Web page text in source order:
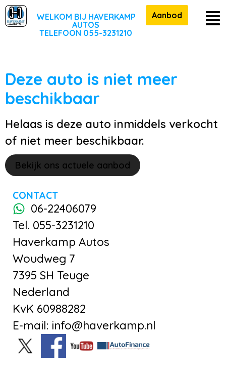
WELKOM BIJ HAVERKAMP
AUTOS
TELEFOON 055-3231210
Aanbod
Deze auto is niet meer
beschikbaar
Helaas is deze auto inmiddels verkocht
of niet meer beschikbaar.
Bekijk ons actuele aanbod
CONTACT
06-22406079
Tel. 055-3231210
Haverkamp Autos
Woudweg 7
7395 SH Teuge
Nederland
KvK 60988282
E-mail: info@haverkamp.nl